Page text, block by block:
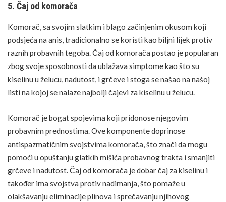
5. Čaj od komorača
Komorač, sa svojim slatkim i blago začinjenim okusom koji
podsjeća na anis, tradicionalno se koristi kao biljni lijek protiv
raznih probavnih tegoba. Čaj od komorača postao je popularan
zbog svoje sposobnosti da ublažava simptome kao što su
kiselinu u želucu, nadutost, i grčeve i stoga se našao na našoj
listi na kojoj se nalaze najbolji čajevi za kiselinu u želucu.
Komorač je bogat spojevima koji pridonose njegovim
probavnim prednostima. Ove komponente doprinose
antispazmatičnim svojstvima komorača, što znači da mogu
pomoći u opuštanju glatkih mišića probavnog trakta i smanjiti
grčeve i nadutost. Čaj od komorača je dobar čaj za kiselinu i
također ima svojstva protiv nadimanja, što pomaže u
olakšavanju eliminacije plinova i sprečavanju njihovog